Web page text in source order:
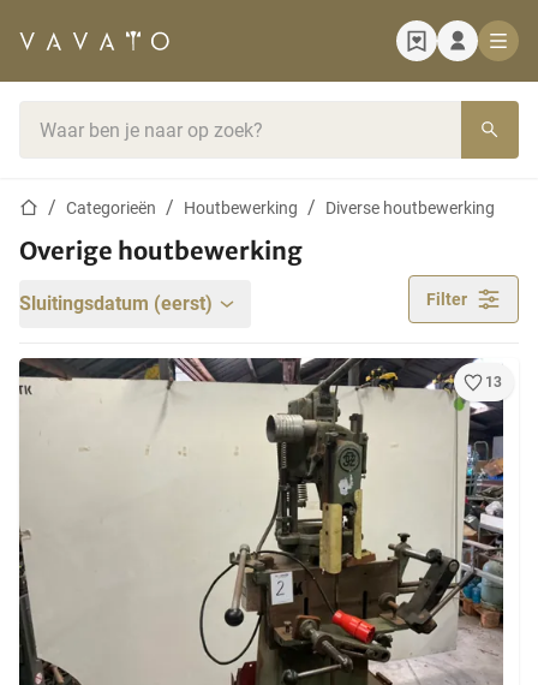
StartpaginaCategorieën Houtbewerking Diverse houtbewerking
Overige houtbewerking
Sluitingsdatum (eerst) Filter
13